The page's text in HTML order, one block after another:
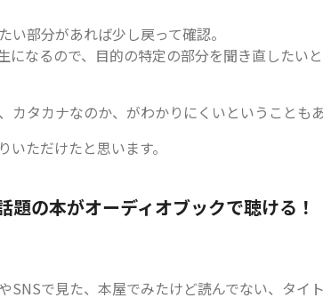
部分があれば少し戻って確認。
なるので、目的の特定の部分を聞き直したい
タカナなのか、がわかりにくいということもあ
ただけたと思います。
題の本がオーディオブックで聴ける！
で見た、本屋でみたけど読んでない、タイ